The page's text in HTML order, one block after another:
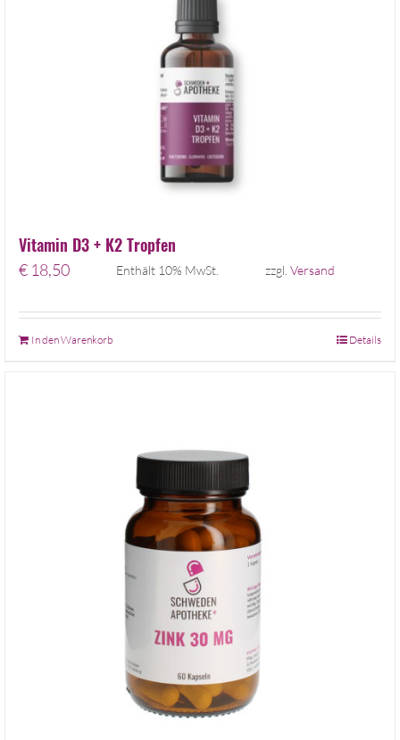
Vitamin D3 + K2 Tropfen
€ 18,50 Enthält 10% MwSt. zzgl. Versand
In den Warenkorb Details